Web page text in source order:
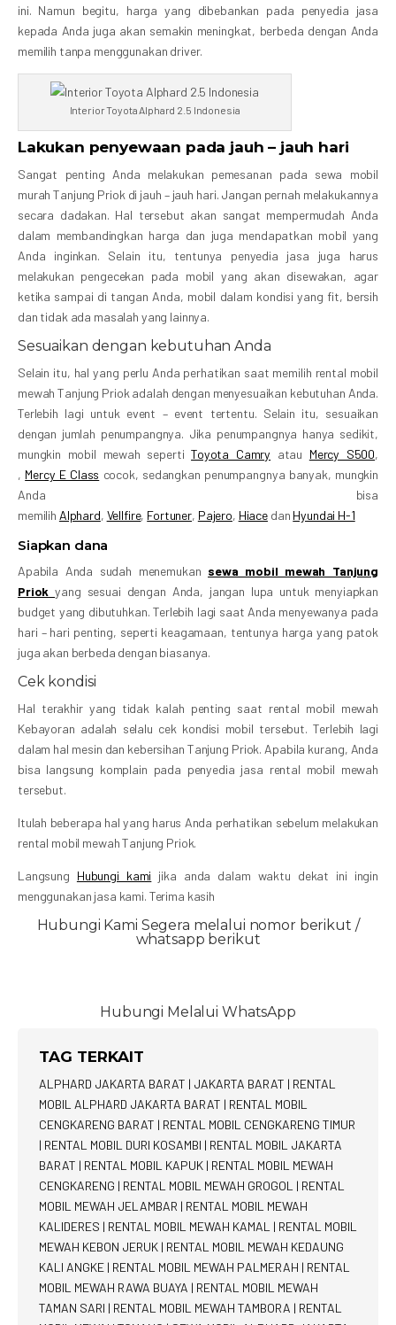
ini. Namun begitu, harga yang dibebankan pada penyedia jasa
kepada Anda juga akan semakin meningkat, berbeda dengan Anda
memilih tanpa menggunakan driver.
Interior Toyota Alphard 2.5 Indonesia
Lakukan penyewaan pada jauh – jauh hari
Sangat penting Anda melakukan pemesanan pada sewa mobil
murah Tanjung Priok di jauh – jauh hari. Jangan pernah melakukannya
secara dadakan. Hal tersebut akan sangat mempermudah Anda
dalam membandingkan harga dan juga mendapatkan mobil yang
Anda inginkan. Selain itu, tentunya penyedia jasa juga harus
melakukan pengecekan pada mobil yang akan disewakan, agar
ketika sampai di tangan Anda, mobil dalam kondisi yang fit, bersih
dan tidak ada masalah yang lainnya.
Sesuaikan dengan kebutuhan Anda
Selain itu, hal yang perlu Anda perhatikan saat memilih rental mobil
mewah Tanjung Priok adalah dengan menyesuaikan kebutuhan Anda.
Terlebih lagi untuk event – event tertentu. Selain itu, sesuaikan
dengan jumlah penumpangnya. Jika penumpangnya hanya sedikit,
mungkin mobil mewah sepertiToyota Camry atau Mercy S500,
, Mercy E Class cocok, sedangkan penumpangnya banyak, mungkin
Anda bisa
memilih Alphard, Vellfire, Fortuner, Pajero, Hiacedan Hyundai H-1
Siapkan dana
Apabila Anda sudah menemukan sewa mobil mewah Tanjung
Priokyang sesuai dengan Anda, jangan lupa untuk menyiapkan
budget yang dibutuhkan. Terlebih lagi saat Anda menyewanya pada
hari – hari penting, seperti keagamaan, tentunya harga yang patok
juga akan berbeda dengan biasanya.
Cek kondisi
Hal terakhir yang tidak kalah penting saat rental mobil mewah
Kebayoran adalah selalu cek kondisi mobil tersebut. Terlebih lagi
dalam hal mesin dan kebersihan Tanjung Priok. Apabila kurang, Anda
bisa langsung komplain pada penyedia jasa rental mobil mewah
tersebut.
Itulah beberapa hal yang harus Anda perhatikan sebelum melakukan
rental mobil mewah Tanjung Priok.
Langsung Hubungi kami jika anda dalam waktu dekat ini ingin
menggunakan jasa kami. Terima kasih
Hubungi Kami Segera melalui nomor berikut /
whatsapp berikut
Hubungi Melalui WhatsApp
TAG TERKAIT
ALPHARD JAKARTA BARAT | JAKARTA BARAT | RENTAL
MOBIL ALPHARD JAKARTA BARAT | RENTAL MOBIL
CENGKARENG BARAT | RENTAL MOBIL CENGKARENG TIMUR
| RENTAL MOBIL DURI KOSAMBI | RENTAL MOBIL JAKARTA
BARAT | RENTAL MOBIL KAPUK | RENTAL MOBIL MEWAH
CENGKARENG | RENTAL MOBIL MEWAH GROGOL | RENTAL
MOBIL MEWAH JELAMBAR | RENTAL MOBIL MEWAH
KALIDERES | RENTAL MOBIL MEWAH KAMAL | RENTAL MOBIL
MEWAH KEBON JERUK | RENTAL MOBIL MEWAH KEDAUNG
KALI ANGKE | RENTAL MOBIL MEWAH PALMERAH | RENTAL
MOBIL MEWAH RAWA BUAYA | RENTAL MOBIL MEWAH
TAMAN SARI | RENTAL MOBIL MEWAH TAMBORA | RENTAL